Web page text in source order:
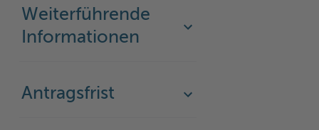
Weiterführende
Informationen
Antragsfrist